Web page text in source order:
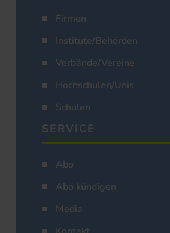
Firmen
Institute/Behörden
Verbände/Vereine
Hochschulen/Unis
Schulen
SERVICE
Abo
Abo kündigen
Media